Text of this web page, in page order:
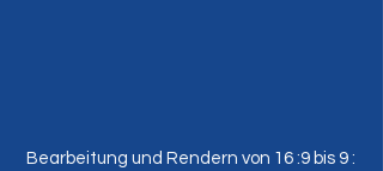
​Bearbeitung und Rendern von 16 :9 bis 9 :